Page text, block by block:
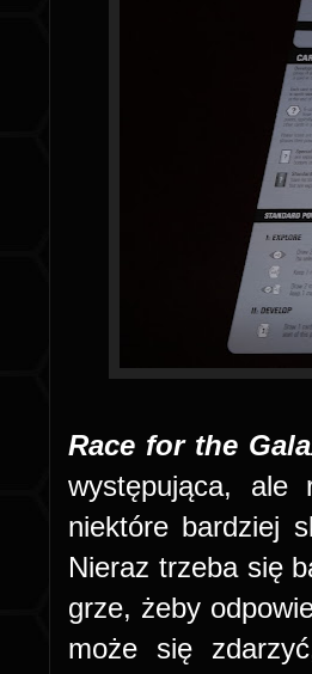
Race for the
występująca,
niektóre bardziej
Nieraz trzeba się
grze, żeby
może się